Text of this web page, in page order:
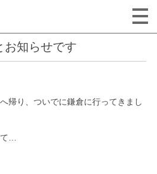
お知らせです
帰り、ついでに鎌倉に行ってきまし
…